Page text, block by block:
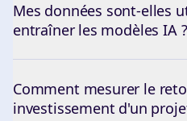
Mes données sont-elles
entraîner les modèles IA ?
Comment mesurer le
investissement d'un